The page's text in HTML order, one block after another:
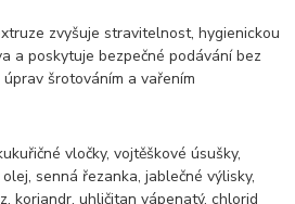
zvyšuje stravitelnost, hygienickou
a poskytuje bezpečné podávání bez
šrotováním a vařením
vločky, vojtěškové úsušky,
senná řezanka, jablečné výlisky,
koriandr, uhličitan vápenatý, chlorid